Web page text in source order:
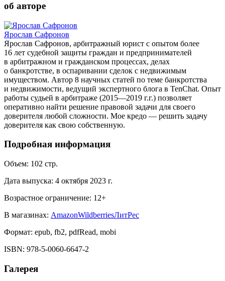
об авторе
Ярослав Сафронов
Ярослав Сафронов, арбитражный юрист с опытом более
16 лет судебной защиты граждан и предпринимателей
в арбитражном и гражданском процессах, делах
о банкротстве, в оспаривании сделок с недвижимым
имуществом. Автор 8 научных статей по теме банкротства
и недвижимости, ведущий экспертного блога в TenChat. Опыт
работы судьей в арбитраже (2015—2019 г.г.) позволяет
оперативно найти решение правовой задачи для своего
доверителя любой сложности. Мое кредо — решить задачу
доверителя как свою собственную.
Подробная информация
Объем: 102 стр.
Дата выпуска: 4 октября 2023 г.
Возрастное ограничение: 12+
В магазинах: AmazonWildberriesЛитРес
Формат: epub, fb2, pdfRead, mobi
ISBN: 978-5-0060-6647-2
Галерея